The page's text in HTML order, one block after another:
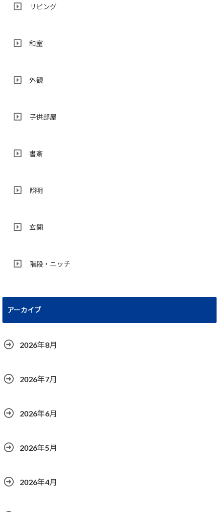
リビング
和室
外観
子供部屋
書斎
照明
玄関
階段・ニッチ
アーカイブ
2026年8月
2026年7月
2026年6月
2026年5月
2026年4月